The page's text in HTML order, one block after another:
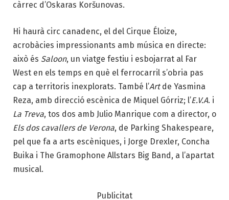
càrrec d’Oskaras Koršunovas.
Hi haurà circ canadenc, el del Cirque Éloize,
acrobàcies impressionants amb música en directe:
això és Saloon, un viatge festiu i esbojarrat al Far
West en els temps en què el ferrocarril s’obria pas
cap a territoris inexplorats. També l’Artde Yasmina
Reza, amb direcció escènica de Miquel Górriz; l’E.V.A. i
La Treva, tos dos amb Julio Manrique com a director, o
Els dos cavallers de Verona, de Parking Shakespeare,
pel que fa a arts escèniques, i Jorge Drexler, Concha
Buika i The Gramophone Allstars Big Band, a l’apartat
musical.
Publicitat